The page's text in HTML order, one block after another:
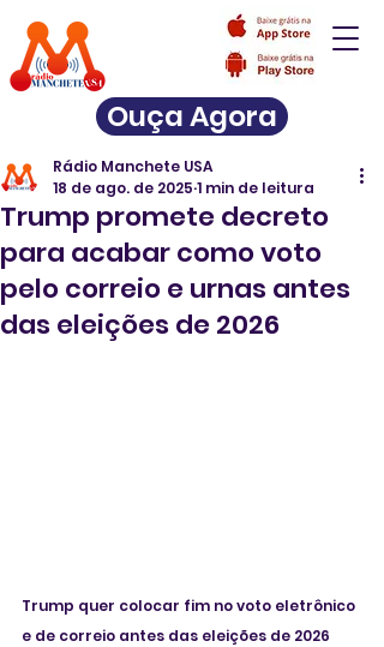
Ouça Agora
Trump promete decreto
para acabar como voto
pelo correio e urnas antes
das eleições de 2026
Rádio Manchete USA
18 de ago. de 2025 1 min de leitura
Trump quer colocar fim no voto eletrônico
e de correio antes das eleições de 2026